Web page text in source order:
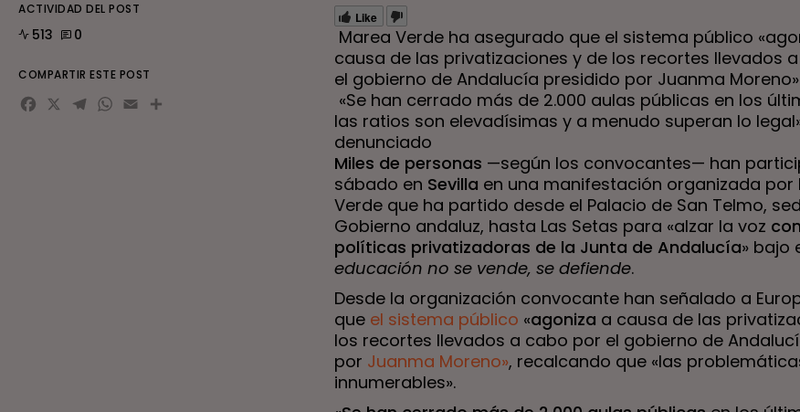
Like
Marea Verde ha asegurado que el sistema público
causa de las privatizaciones y de los recortes llevados
el gobierno de Andalucía presidido por Juanma Moreno»
«Se han cerrado más de 2.000 aulas públicas en los
las ratios son elevadísimas y a menudo superan lo
denunciado
Miles de personas —según los convocantes— han
sábado en Sevilla en una manifestación organizada por
Verde que ha partido desde el Palacio de San Telmo,
Gobierno andaluz, hasta Las Setas para «alzar la voz
políticas privatizadoras de la Junta de Andalucía» bajo
educación no se vende, se defiende.
Desde la organización convocante han señalado a
que el sistema público «agoniza a causa de las
los recortes llevados a cabo por el gobierno de
por Juanma Moreno», recalcando que «las
innumerables».
ACTIVIDAD DEL POST
513 0
COMPARTIR ESTE POST
Facebook
X Telegram
WhatsApp
EmailCompartir